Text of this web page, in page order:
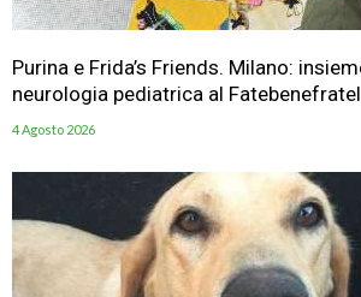
Purina e Frida’s Friends. Milano:
neurologia pediatrica al
4 Agosto 2026